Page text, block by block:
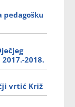
pedagošku
2018.
vrtić Križ